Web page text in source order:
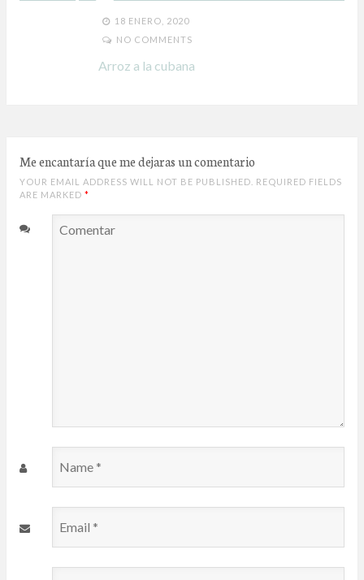
18 ENERO, 2020
NO COMMENTS
Arroz a la cubana
Me encantaría que me dejaras un comentario
YOUR EMAIL ADDRESS WILL NOT BE PUBLISHED. REQUIRED FIELDS
ARE MARKED *
Comentar
Name
Email